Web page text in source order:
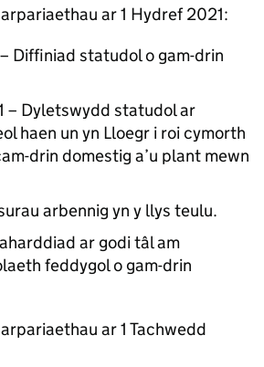
ar 1 Hydref 2021:
Diffiniad statudol o gam-drin
– Dyletswydd statudol ar
haen un yn Lloegr i roi cymorth
drin domestig a’u plant mewn
arbennig yn y llys teulu.
ar godi tâl am
feddygol o gam-drin
ar 1 Tachwedd